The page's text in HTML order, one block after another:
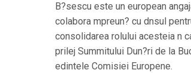
B?sescu este un european
colabora mpreun? cu dnsul
consolidarea rolului acesteia n
prilej Summitului Dun?ri de la
edintele Comisiei Europene.